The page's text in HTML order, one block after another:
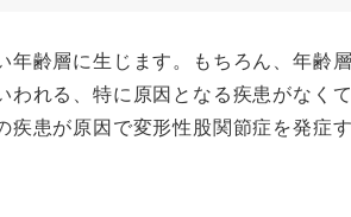
齢層に生じます。もちろん、年齢
れる、特に原因となる疾患がなく
患が原因で変形性股関節症を発症